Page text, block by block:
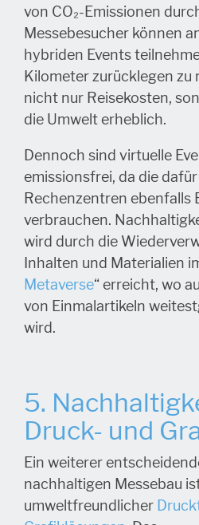
von CO₂-Emissionen
Messebesucher können
hybriden Events
Kilometer zurücklegen zu
nicht nur Reisekosten,
die Umwelt erheblich.
Dennoch sind virtuelle
emissionsfrei, da die
Rechenzentren ebenfalls
verbrauchen.
wird durch die
Inhalten und Materialien
Metaverse“ erreicht, wo
von Einmalartikeln
wird.
5.
Druck- und
Ein weiterer
nachhaltigen Messebau
umweltfreundlicher